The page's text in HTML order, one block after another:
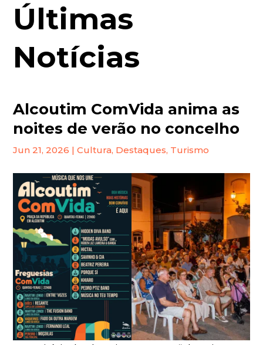
Últimas
Notícias
Alcoutim ComVida anima as
noites de verão no concelho
Jun 21, 2026 |Cultura, Destaques, Turismo